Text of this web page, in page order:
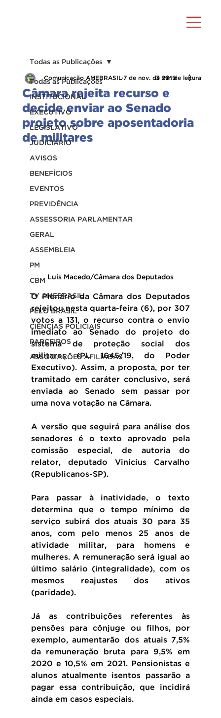
Todas as Publicações
INSTITUCIONAL
EXECUTIVO
LEGISLATIVO
JUDICIÁRIO
AVISOS
BENEFÍCIOS
EVENTOS
PREVIDÊNCIA
ASSESSORIA PARLAMENTAR
GERAL
ASSEMBLEIA
PM
CBM
TV AMEBRASIL
PELO BRASIL
CIÊNCIAS POLICIAIS
PARCEIROS
ASSOCIAÇÕES AFILIADAS
Todas as Publicações
Câmara rejeita recurso e
decide enviar ao Senado
projeto sobre aposentadoria
de militares
Comunicação AMEBRASIL 7 de nov. de 20193 min de leitura
Luis Macedo/Câmara dos Deputados
O Plenário da Câmara dos Deputados
rejeitou nesta quarta-feira (6), por 307
votos a 131, o recurso contra o envio
imediato ao Senado do projeto do
sistema de proteção social dos
militares (PL 1645/19, do Poder
Executivo). Assim, a proposta, por ter
tramitado em caráter conclusivo, será
enviada ao Senado sem passar por
uma nova votação na Câmara.
A versão que seguirá para análise dos
senadores é o texto aprovado pela
comissão especial, de autoria do
relator, deputado Vinicius Carvalho
(Republicanos-SP).
Para passar à inatividade, o texto
determina que o tempo mínimo de
serviço subirá dos atuais 30 para 35
anos, com pelo menos 25 anos de
atividade militar, para homens e
mulheres. A remuneração será igual ao
último salário (integralidade), com os
mesmos reajustes dos ativos
(paridade).
Já as contribuições referentes às
pensões para cônjuge ou filhos, por
exemplo, aumentarão dos atuais 7,5%
da remuneração bruta para 9,5% em
2020 e 10,5% em 2021. Pensionistas e
alunos atualmente isentos passarão a
pagar essa contribuição, que incidirá
ainda em casos especiais.